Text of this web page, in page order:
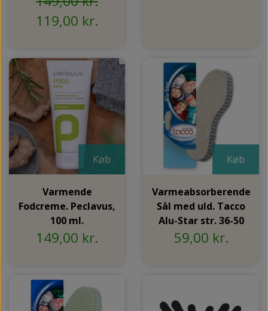
119,00 kr.
Køb
Varmende
Fodcreme. Peclavus,
100 ml.
149,00 kr.
Køb
Varmeabsorberende
Sål med uld. Tacco
Alu-Star str. 36-50
59,00 kr.